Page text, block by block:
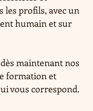
les profils, avec un
humain et sur
maintenant nos
formation et
vous correspond.